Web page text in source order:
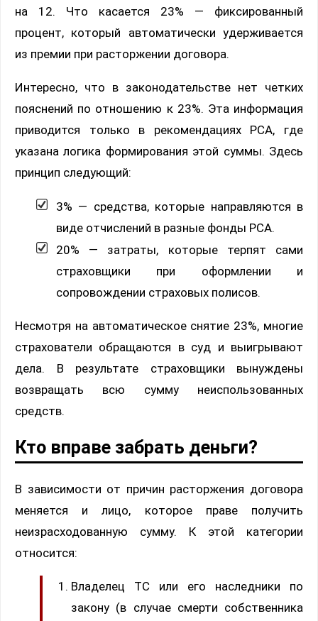
на 12. Что касается 23% — фиксированный
процент, который автоматически удерживается
из премии при расторжении договора.
Интересно, что в законодательстве нет четких
пояснений по отношению к 23%. Эта информация
приводится только в рекомендациях РСА, где
указана логика формирования этой суммы. Здесь
принцип следующий:
3% — средства, которые направляются в
виде отчислений в разные фонды РСА.
20% — затраты, которые терпят сами
страховщики при оформлении и
сопровождении страховых полисов.
Несмотря на автоматическое снятие 23%, многие
страхователи обращаются в суд и выигрывают
дела. В результате страховщики вынуждены
возвращать всю сумму неиспользованных
средств.
Кто вправе забрать деньги?
В зависимости от причин расторжения договора
меняется и лицо, которое праве получить
неизрасходованную сумму. К этой категории
относится:
Владелец ТС или его наследники по
закону (в случае смерти собственника